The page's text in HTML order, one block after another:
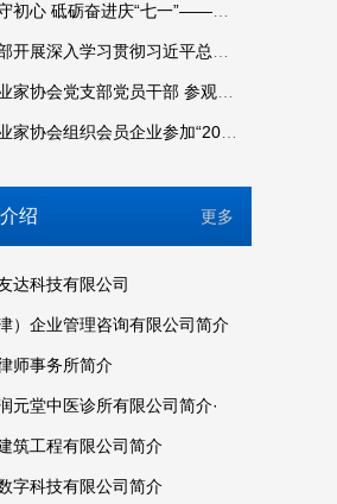
奋进庆“七一”——天津企联开展迎七一系列主题活动
平总书记关于全面深化改革的一系列新思想、新观点、新论断和党的二十届三中全会精神
党支部党员干部 参观天津市党纪学习教育专题展览
会员企业参加“2024年度全国企业党建创新优秀案例征集活动”
绍 更多
达科技有限公司
）企业管理咨询有限公司简介
师事务所简介
元堂中医诊所有限公司简介·
筑工程有限公司简介
字科技有限公司简介